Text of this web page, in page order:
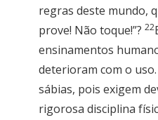
regras deste mundo,
prove! Não toque!”? 22
ensinamentos
deterioram com o uso.
sábias, pois exigem
rigorosa disciplina